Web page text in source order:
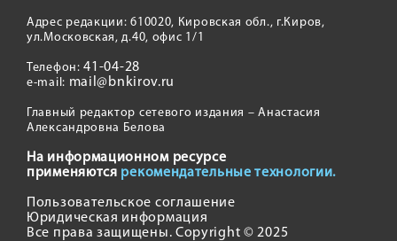
Адрес редакции: 610020, Кировская обл., г.Киров,
ул.Московская, д.40, офис 1/1
Телефон:41-04-28
e-mail: mail@bnkirov.ru
Главный редактор сетевого издания – Анастасия
Александровна Белова
На информационном ресурсе
применяются рекомендательные технологии.
Пользовательское соглашение
Юридическая информация
Все права защищены. Copyright © 2025